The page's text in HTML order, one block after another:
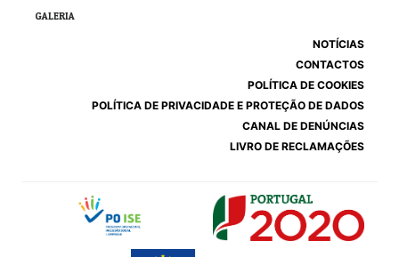
GALERIA
NOTÍCIAS
CONTACTOS
POLÍTICA DE COOKIES
POLÍTICA DE PRIVACIDADE E PROTEÇÃO DE DADOS
CANAL DE DENÚNCIAS
LIVRO DE RECLAMAÇÕES